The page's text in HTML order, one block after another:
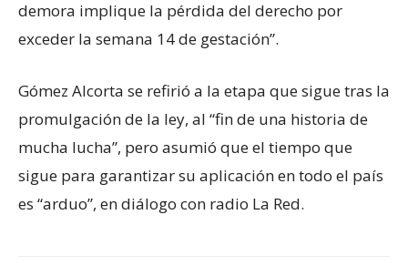
demora implique la pérdida del derecho por
exceder la semana 14 de gestación”.
Gómez Alcorta se refirió a la etapa que sigue tras la
promulgación de la ley, al “fin de una historia de
mucha lucha”, pero asumió que el tiempo que
sigue para garantizar su aplicación en todo el país
es “arduo”, en diálogo con radio La Red.